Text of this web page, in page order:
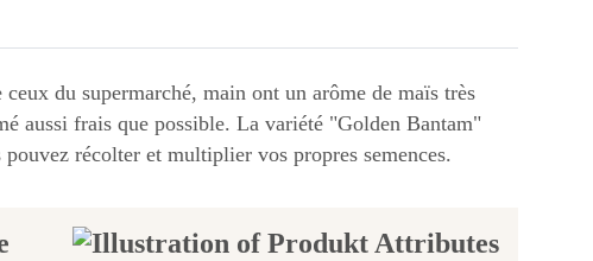
du supermarché, main ont un arôme de maïs très
aussi frais que possible. La variété "Golden Bantam"
récolter et multiplier vos propres semences.